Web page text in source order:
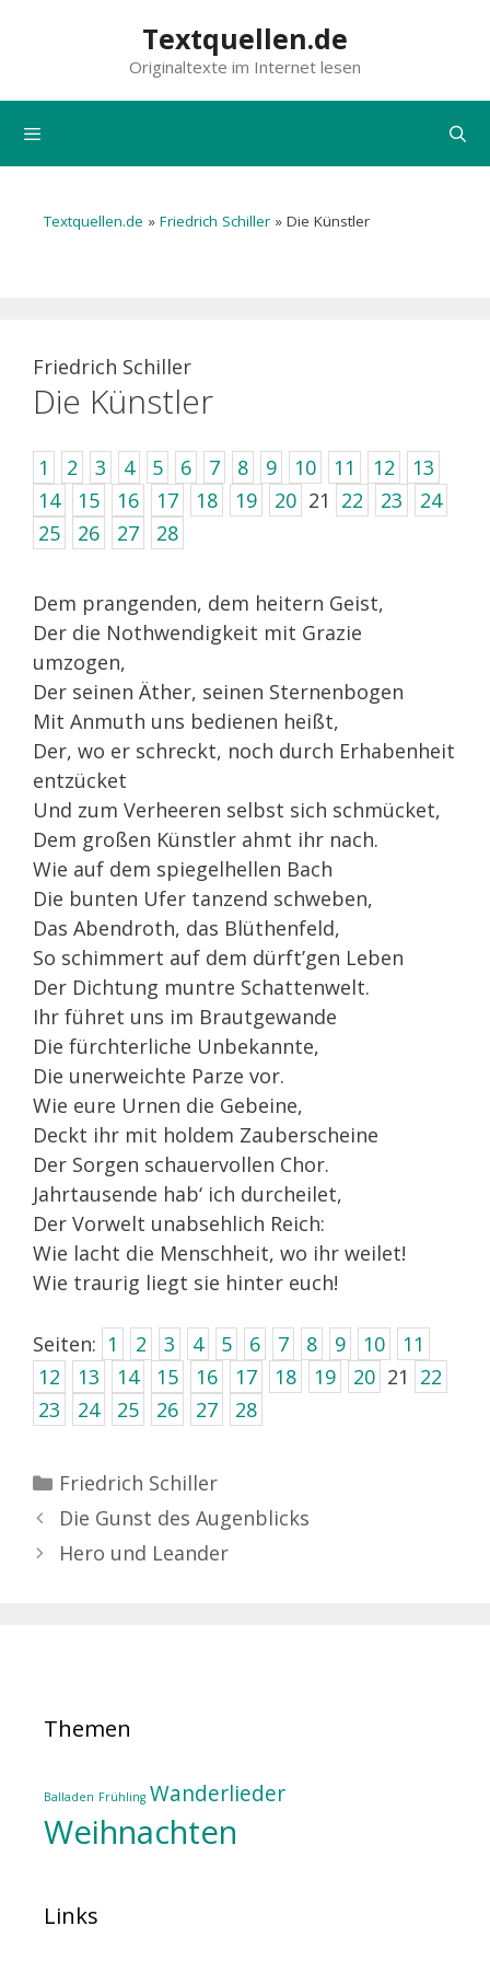
Textquellen.de
Originaltexte im Internet lesen
Textquellen.de » Friedrich Schiller » Die Künstler
Friedrich Schiller
Die Künstler
1 2 3 4 5 6 7 8 9 10 11 12
13
14
15 16 17 18 19 20 21 22 23
24
25
26 27 28
Dem prangenden, dem heitern Geist,
Der die Nothwendigkeit mit Grazie
umzogen,
Der seinen Äther, seinen Sternenbogen
Mit Anmuth uns bedienen heißt,
Der, wo er schreckt, noch durch Erhabenheit
entzücket
Und zum Verheeren selbst sich schmücket,
Dem großen Künstler ahmt ihr nach.
Wie auf dem spiegelhellen Bach
Die bunten Ufer tanzend schweben,
Das Abendroth, das Blüthenfeld,
So schimmert auf dem dürft’gen Leben
Der Dichtung muntre Schattenwelt.
Ihr führet uns im Brautgewande
Die fürchterliche Unbekannte,
Die unerweichte Parze vor.
Wie eure Urnen die Gebeine,
Deckt ihr mit holdem Zauberscheine
Der Sorgen schauervollen Chor.
Jahrtausende hab‘ ich durcheilet,
Der Vorwelt unabsehlich Reich:
Wie lacht die Menschheit, wo ihr weilet!
Wie traurig liegt sie hinter euch!
Seiten: 1 2 3 4 5 6 7 8 9 10
11
12
13 14 15 16 17 18 19 20 21 22
23
24 25 26 27 28
Kategorien
Friedrich Schiller
Die Gunst des Augenblicks
Hero und Leander
Themen
Balladen Frühling Wanderlieder
Weihnachten
Links